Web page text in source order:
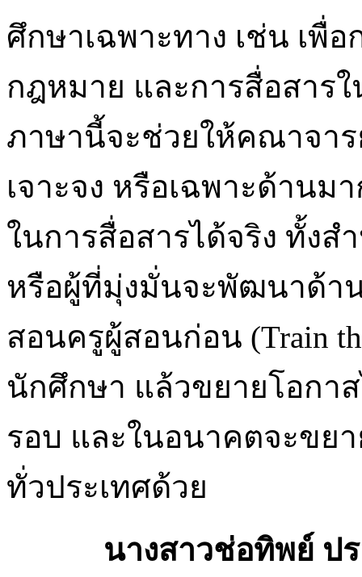
ศึกษาเฉพาะทาง เช่น เพื่
กฎหมาย และการสื่อสาร
ภาษานี้จะช่วยให้คณาจา
เจาะจง หรือเฉพาะด้านม
ในการสื่อสารได้จริง ทั้ง
หรือผู้ที่มุ่งมั่นจะพัฒนาด้า
สอนครูผู้สอนก่อน (Train
นักศึกษา แล้วขยายโอกา
รอบ และในอนาคตจะขย
ทั่วประเทศด้วย
นางสาวช่อทิพย์ ปร